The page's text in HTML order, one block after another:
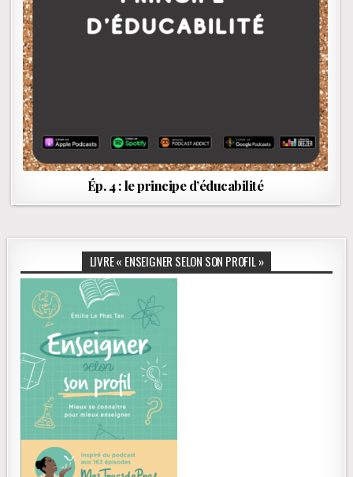
Ép. 4 : le principe d’éducabilité
LIVRE « ENSEIGNER SELON SON PROFIL »